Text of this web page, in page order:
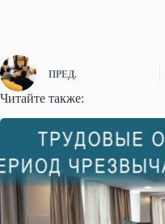
ПРЕД.
Читайте также: